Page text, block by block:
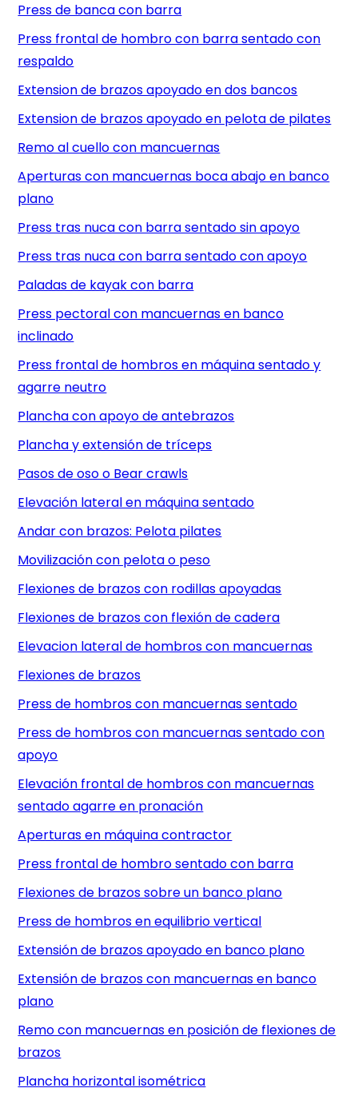
Press de banca con barra
Press frontal de hombro con barra sentado con
respaldo
Extension de brazos apoyado en dos bancos
Extension de brazos apoyado en pelota de pilates
Remo al cuello con mancuernas
Aperturas con mancuernas boca abajo en banco
plano
Press tras nuca con barra sentado sin apoyo
Press tras nuca con barra sentado con apoyo
Paladas de kayak con barra
Press pectoral con mancuernas en banco
inclinado
Press frontal de hombros en máquina sentado y
agarre neutro
Plancha con apoyo de antebrazos
Plancha y extensión de tríceps
Pasos de oso o Bear crawls
Elevación lateral en máquina sentado
Andar con brazos: Pelota pilates
Movilización con pelota o peso
Flexiones de brazos con rodillas apoyadas
Flexiones de brazos con flexión de cadera
Elevacion lateral de hombros con mancuernas
Flexiones de brazos
Press de hombros con mancuernas sentado
Press de hombros con mancuernas sentado con
apoyo
Elevación frontal de hombros con mancuernas
sentado agarre en pronación
Aperturas en máquina contractor
Press frontal de hombro sentado con barra
Flexiones de brazos sobre un banco plano
Press de hombros en equilibrio vertical
Extensión de brazos apoyado en banco plano
Extensión de brazos con mancuernas en banco
plano
Remo con mancuernas en posición de flexiones de
brazos
Plancha horizontal isométrica